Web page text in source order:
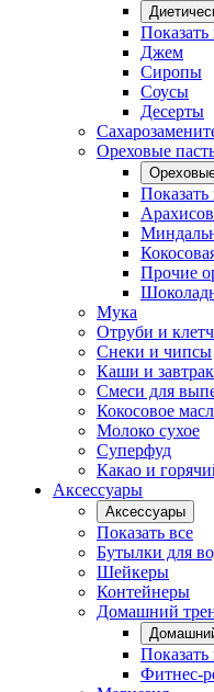
Показать
Джем
Сиропы
Соусы
Десерты
Ореховые
Показать
Прочие
Мука
Отруби и
Снеки и чипсы
Каши и
Смеси для
Кокосовое
Молоко сухое
Суперфуд
Какао и
Аксессуары
Аксессуары
Показать все
Бутылки для
Шейкеры
Контейнеры
Домашний
Показать
Фитнес-